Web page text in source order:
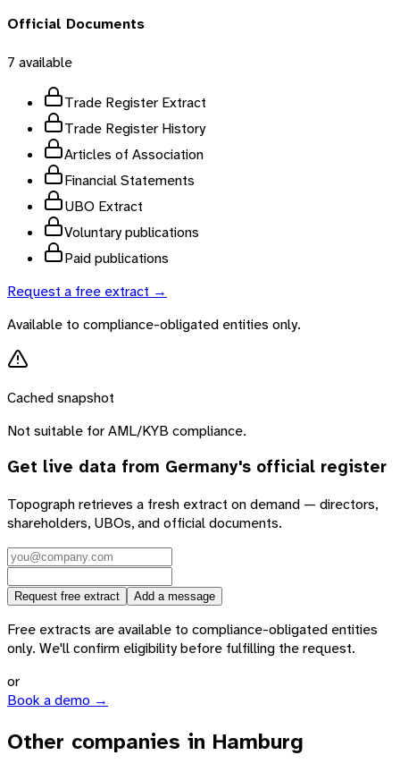
Official Documents
7 available
Trade Register Extract
Trade Register History
Articles of Association
Financial Statements
UBO Extract
Voluntary publications
Paid publications
Request a free extract →
Available to compliance-obligated entities only.
Cached snapshot
Not suitable for AML/KYB compliance.
Get live data from Germany's official register
Topograph retrieves a fresh extract on demand — directors,
shareholders, UBOs, and official documents.
Request free extract Add a message
Free extracts are available to compliance-obligated entities
only. We'll confirm eligibility before fulfilling the request.
or
Book a demo →
Other companies in Hamburg